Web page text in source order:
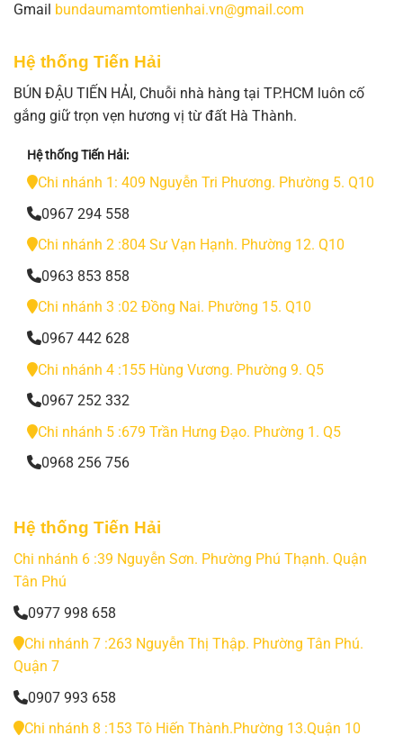
Gmail bundaumamtomtienhai.vn@gmail.com
Hệ thống Tiến Hải
BÚN ĐẬU TIẾN HẢI, Chuỗi nhà hàng tại TP.HCM luôn cố
gắng giữ trọn vẹn hương vị từ đất Hà Thành.
Hệ thống Tiến Hải:
Chi nhánh 1: 409 Nguyễn Tri Phương. Phường 5. Q10
0967 294 558
Chi nhánh 2 :804 Sư Vạn Hạnh. Phường 12. Q10
0963 853 858
Chi nhánh 3 :02 Đồng Nai. Phường 15. Q10
0967 442 628
Chi nhánh 4 :155 Hùng Vương. Phường 9. Q5
0967 252 332
Chi nhánh 5 :679 Trần Hưng Đạo. Phường 1. Q5
0968 256 756
Hệ thống Tiến Hải
Chi nhánh 6 :39 Nguyễn Sơn. Phường Phú Thạnh. Quận
Tân Phú
0977 998 658
Chi nhánh 7 :263 Nguyễn Thị Thập. Phường Tân Phú.
Quận 7
0907 993 658
Chi nhánh 8 :153 Tô Hiến Thành.Phường 13.Quận 10